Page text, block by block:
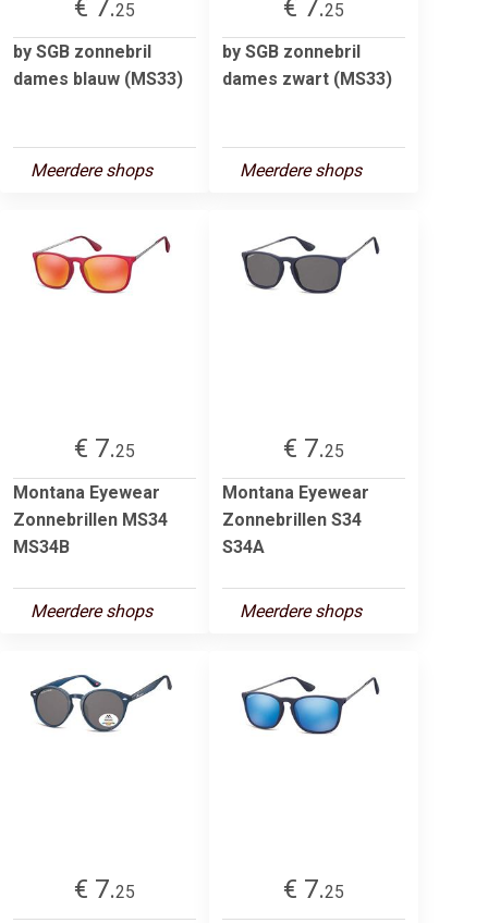
€ 7.25
by SGB zonnebril
dames blauw (MS33)
Meerdere shops
€ 7.25
by SGB zonnebril
dames zwart (MS33)
Meerdere shops
€ 7.25
Montana Eyewear
Zonnebrillen MS34
MS34B
Meerdere shops
€ 7.25
Montana Eyewear
Zonnebrillen S34
S34A
Meerdere shops
€ 7.25
€ 7.25